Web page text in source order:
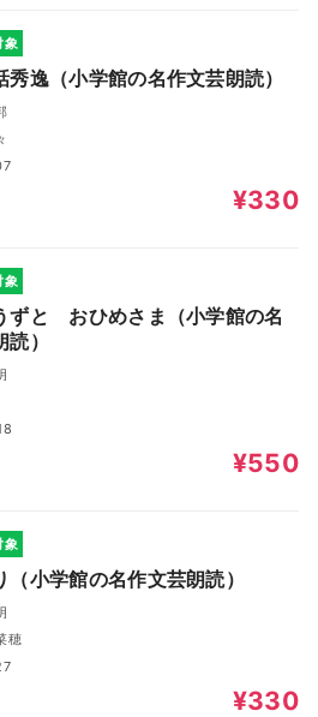
象
秀逸（小学館の名作文芸朗読）
¥330
象
ずと おひめさま（小学館の名
）
¥550
象
（小学館の名作文芸朗読）
穂
¥330